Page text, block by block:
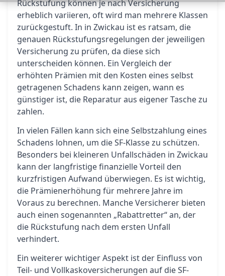
Rückstufung können je nach Versicherung
erheblich variieren, oft wird man mehrere Klassen
zurückgestuft. In in Zwickau ist es ratsam, die
genauen Rückstufungsregelungen der jeweiligen
Versicherung zu prüfen, da diese sich
unterscheiden können. Ein Vergleich der
erhöhten Prämien mit den Kosten eines selbst
getragenen Schadens kann zeigen, wann es
günstiger ist, die Reparatur aus eigener Tasche zu
zahlen.
In vielen Fällen kann sich eine Selbstzahlung eines
Schadens lohnen, um die SF-Klasse zu schützen.
Besonders bei kleineren Unfallschäden in Zwickau
kann der langfristige finanzielle Vorteil den
kurzfristigen Aufwand überwiegen. Es ist wichtig,
die Prämienerhöhung für mehrere Jahre im
Voraus zu berechnen. Manche Versicherer bieten
auch einen sogenannten „Rabattretter“ an, der
die Rückstufung nach dem ersten Unfall
verhindert.
Ein weiterer wichtiger Aspekt ist der Einfluss von
Teil- und Vollkaskoversicherungen auf die SF-